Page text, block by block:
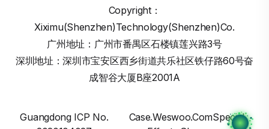
Copyright：
Xiximu(Shenzhen)Technology(Shenzhen)Co.
广州地址：广州市番禺区石楼镇莲兴路3号
深圳地址：深圳市宝安区西乡街道共乐社区铁仔路60号奋
成智谷大厦B座2001A
Guangdong ICP No.
Case.weswoo.comSpecial